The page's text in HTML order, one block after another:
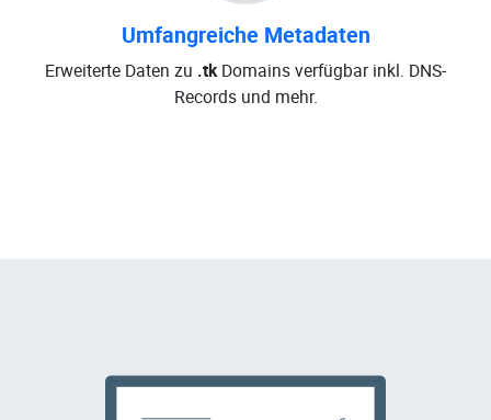
Umfangreiche Metadaten
Erweiterte Daten zu .tkDomains verfügbar inkl. DNS-
Records und mehr.